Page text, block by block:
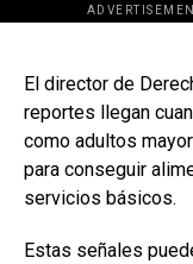
El director de
reportes llegan
como adultos
para conseguir
servicios básicos.
Estas señales